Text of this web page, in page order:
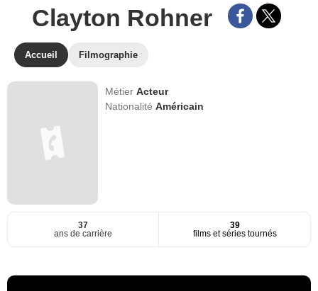
Clayton Rohner
Accueil Filmographie
MétierActeur
NationalitéAméricain
37
ans de carrière
39
films et séries tournés